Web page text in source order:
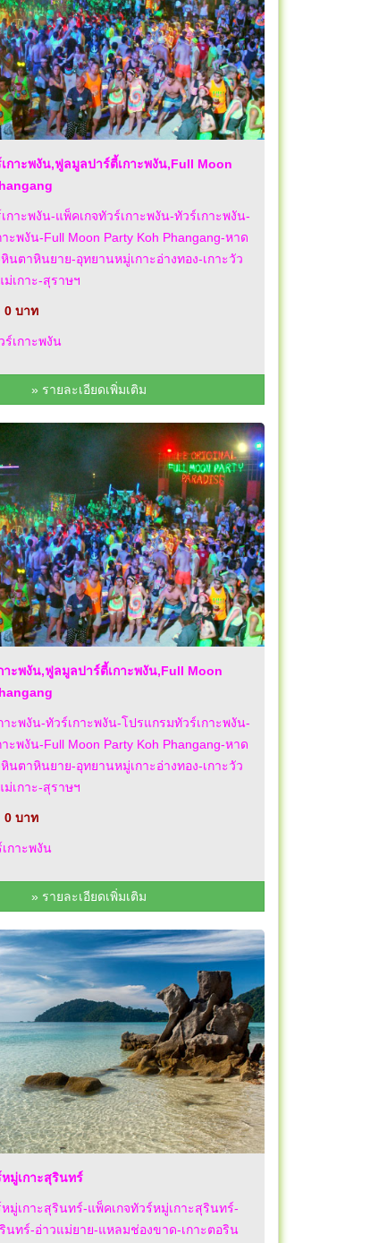
กาะพงัน,ฟูลมูลปาร์ตี้เกาะพงัน,Full Moon
กาะพงัน-แพ็คเกจทัวร์เกาะพงัน-ทัวร์เกาะพงัน-
ะพงัน-Full Moon Party Koh Phangang-หาด
นตาหินยาย-อุทยานหมู่เกาะอ่างทอง-เกาะวัว
เกาะ-สุราษฯ
0 บาท
เกาะพงัน
» รายละเอียดเพิ่มเติม
าะพงัน,ฟูลมูลปาร์ตี้เกาะพงัน,Full Moon
าะพงัน-ทัวร์เกาะพงัน-โปรแกรมทัวร์เกาะพงัน-
ะพงัน-Full Moon Party Koh Phangang-หาด
นตาหินยาย-อุทยานหมู่เกาะอ่างทอง-เกาะวัว
เกาะ-สุราษฯ
0 บาท
กาะพงัน
» รายละเอียดเพิ่มเติม
มู่เกาะสุรินทร์
มู่เกาะสุรินทร์-แพ็คเกจทัวร์หมู่เกาะสุรินทร์-
นทร์-อ่าวแม่ยาย-แหลมช่องขาด-เกาะตอริน